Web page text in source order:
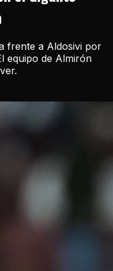
frente a Aldosivi por
equipo de Almirón